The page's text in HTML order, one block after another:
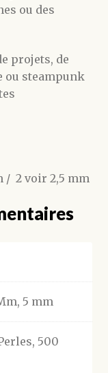
ou des
projets, de
ou steampunk
/ 2 voir 2,5 mm
5 mm
500